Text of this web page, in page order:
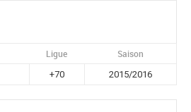
Ligue Saison
+70 2015/2016